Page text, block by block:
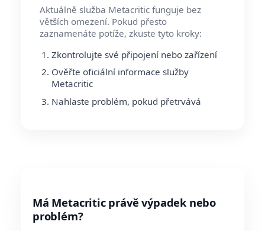
Aktuálně služba Metacritic funguje bez
větších omezení. Pokud přesto
zaznamenáte potíže, zkuste tyto kroky:
Zkontrolujte své připojení nebo zařízení
Ověřte oficiální informace služby
Metacritic
Nahlaste problém, pokud přetrvává
Má Metacritic právě výpadek nebo
problém?